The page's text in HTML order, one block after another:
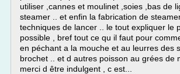
utiliser ,cannes et moulinet ,soies ,bas de
steamer .. et enfin la fabrication de
techniques de lancer .. le tout expliquer le
possible , bref tout ce qu il faut pour
en péchant a la mouche et au leurres des
brochet .. et d autres poisson au grées de
merci d être indulgent , c est...